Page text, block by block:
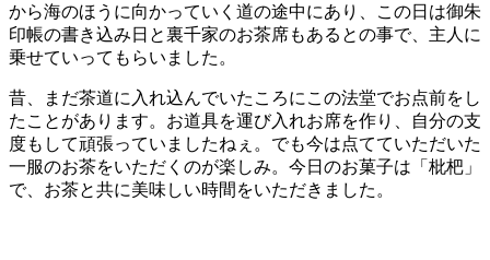
から海のほうに向かっていく道の途中にあり、この日は御朱
印帳の書き込み日と裏千家のお茶席もあるとの事で、主人に
乗せていってもらいました。
昔、まだ茶道に入れ込んでいたころにこの法堂でお点前をし
たことがあります。お道具を運び入れお席を作り、自分の支
度もして頑張っていましたねぇ。でも今は点てていただいた
一服のお茶をいただくのが楽しみ。今日のお菓子は「枇杷」
で、お茶と共に美味しい時間をいただきました。